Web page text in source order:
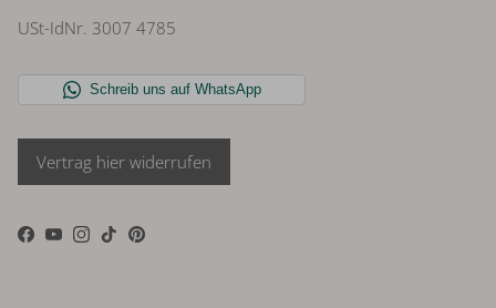
USt-IdNr. 3007 4785
Vertrag hier widerrufen
Facebook
YouTube
Instagram
TikTokPinterest